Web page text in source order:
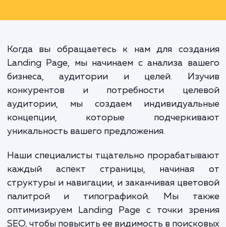
присутствия вашего бренда,
конверсии, повышает
бренда и улучшает
клиентами.
Когда вы обращаетесь к нам для
Landing Page, мы начинаем с анализа
бизнеса, аудитории и целей.
конкурентов и потребности